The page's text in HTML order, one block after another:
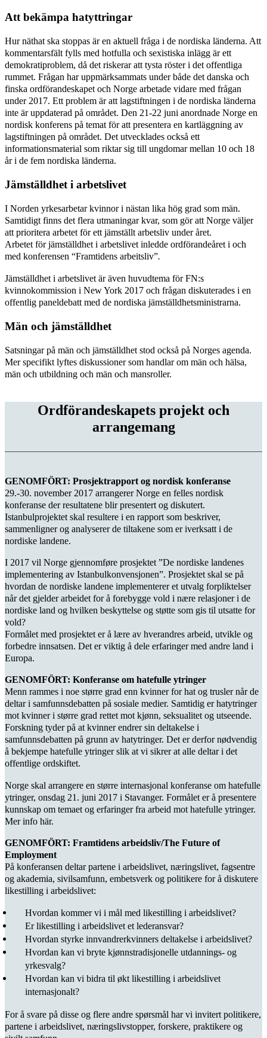
Att bekämpa hatyttringar
Hur näthat ska stoppas är en aktuell fråga i de nordiska länderna. Att
kommentarsfält fylls med hotfulla och sexistiska inlägg är ett
demokratiproblem, då det riskerar att tysta röster i det offentliga
rummet. Frågan har uppmärksammats under både det danska och
finska ordförandeskapet och Norge arbetade vidare med frågan
under 2017. Ett problem är att lagstiftningen i de nordiska länderna
inte är uppdaterad på området. Den 21-22 juni anordnade Norge en
nordisk konferens på temat för att presentera en kartläggning av
lagstiftningen på området. Det utvecklades också ett
informationsmaterial som riktar sig till ungdomar mellan 10 och 18
år i de fem nordiska länderna.
Jämställdhet i arbetslivet
I Norden yrkesarbetar kvinnor i nästan lika hög grad som män.
Samtidigt finns det flera utmaningar kvar, som gör att Norge väljer
att prioritera arbetet för ett jämställt arbetsliv under året.
Arbetet för jämställdhet i arbetslivet inledde ordförandeåret i och
med konferensen “Framtidens arbeitsliv”.
Jämställdhet i arbetslivet är även huvudtema för FN:s
kvinnokommission i New York 2017 och frågan diskuterades i en
offentlig paneldebatt med de nordiska jämställdhetsministrarna.
Män och jämställdhet
Satsningar på män och jämställdhet stod också på Norges agenda.
Mer specifikt lyftes diskussioner som handlar om män och hälsa,
män och utbildning och män och mansroller.
Ordförandeskapets projekt och
arrangemang
GENOMFÖRT: Prosjektrapport og nordisk konferanse
29.-30. november 2017 arrangerer Norge en felles nordisk
konferanse der resultatene blir presentert og diskutert.
Istanbulprojektet skal resultere i en rapport som beskriver,
sammenligner og analyserer de tiltakene som er iverksatt i de
nordiske landene.
I 2017 vil Norge gjennomføre prosjektet ”De nordiske landenes
implementering av Istanbulkonvensjonen”. Prosjektet skal se på
hvordan de nordiske landene implementerer et utvalg forpliktelser
når det gjelder arbeidet for å forebygge vold i nære relasjoner i de
nordiske land og hvilken beskyttelse og støtte som gis til utsatte for
vold?
Formålet med prosjektet er å lære av hverandres arbeid, utvikle og
forbedre innsatsen. Det er viktig å dele erfaringer med andre land i
Europa.
GENOMFÖRT: Konferanse om hatefulle ytringer
Menn rammes i noe større grad enn kvinner for hat og trusler når de
deltar i samfunnsdebatten på sosiale medier. Samtidig er hatytringer
mot kvinner i større grad rettet mot kjønn, seksualitet og utseende.
Forskning tyder på at kvinner endrer sin deltakelse i
samfunnsdebatten på grunn av hatytringer. Det er derfor nødvendig
å bekjempe hatefulle ytringer slik at vi sikrer at alle deltar i det
offentlige ordskiftet.
Norge skal arrangere en større internasjonal konferanse om hatefulle
ytringer, onsdag 21. juni 2017 i Stavanger. Formålet er å presentere
kunnskap om temaet og erfaringer fra arbeid mot hatefulle ytringer.
Mer info här.
GENOMFÖRT: Framtidens arbeidsliv/The Future of
Employment
På konferansen deltar partene i arbeidslivet, næringslivet, fagsentre
og akademia, sivilsamfunn, embetsverk og politikere for å diskutere
likestilling i arbeidslivet:
Hvordan kommer vi i mål med likestilling i arbeidslivet?
Er likestilling i arbeidslivet et lederansvar?
Hvordan styrke innvandrerkvinners deltakelse i arbeidslivet?
Hvordan kan vi bryte kjønnstradisjonelle utdannings- og
yrkesvalg?
Hvordan kan vi bidra til økt likestilling i arbeidslivet
internasjonalt?
For å svare på disse og flere andre spørsmål har vi invitert politikere,
partene i arbeidslivet, næringslivstopper, forskere, praktikere og